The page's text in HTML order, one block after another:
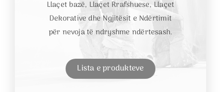
Llaçet bazë, Llaçet Rrafshuese, Llaçet
Dekorative dhe Ngjitësit e Ndërtimit
për nevoja të ndryshme ndërtesash.
Lista e produkteve